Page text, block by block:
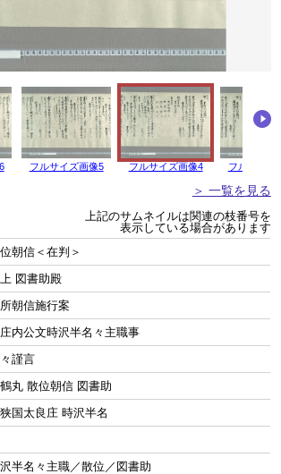
フルサイズ画像5 フルサイズ画像4 フルサイズ
＞ 一覧を見る
上記のサムネイルは関連の枝番号を
表示している場合があります
朝信＜在判＞
図書助殿
朝信施行案
内公文時沢半名々主職事
謹言
丸 散位朝信 図書助
国太良庄 時沢半名
半名々主職／散位／図書助